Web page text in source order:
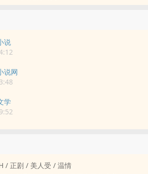
说
说网
学
/ 正剧 / 美人受 / 温情